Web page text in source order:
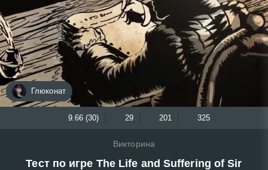
Глюконат
9.66 (30) 29 201 325
Викторина
Тест по игре The Life and Suffering of Sir